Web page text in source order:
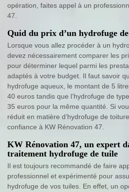
opération, faites appel à un
47.
Quid du prix d’un hydrofuge
Lorsque vous allez procéder à un
devez nécessairement comparer les
pour déterminer lequel parmi les
adaptés à votre budget. Il faut savoir
hydrofuge aqueux, le montant de 5
40 euros tandis que l’hydrofuge de
35 euros pour la même quantité. Si
réduit en matière d’hydrofuge de
confiance à KW Rénovation 47.
KW Rénovation 47, un expert
traitement hydrofuge de tuile
Il est toujours recommandé de faire
professionnel et expérimenté pour
hydrofuge de vos tuiles. En effet, un